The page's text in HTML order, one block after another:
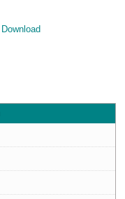
Download